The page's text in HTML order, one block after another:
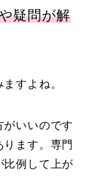
疑問が解
すよね。
がいいのです
ります。専門
比例して上が